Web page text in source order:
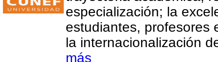
especialización; la
estudiantes, profesores
la internacionalización
más